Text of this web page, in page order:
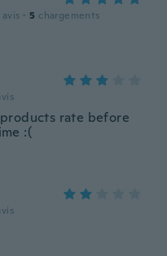
avis · 5 chargements
rate before
:(